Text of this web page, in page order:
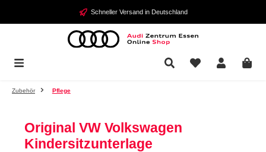
Zum Hauptinhalt springen Schneller Versand in Deutschland
Zubehör Pflege
Original VW Volkswagen
Kindersitzunterlage